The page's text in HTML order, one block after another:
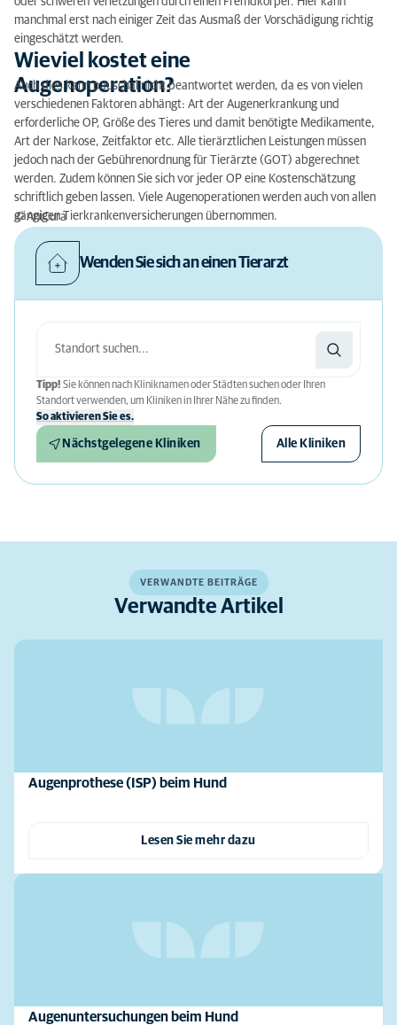
manchmal erst nach einiger Zeit das Ausmaß der Vorschädigung richtig
eingeschätzt werden.
Wieviel kostet eine
Augenoperation?
Auch dies kann pauschal nicht beantwortet werden, da es von vielen
verschiedenen Faktoren abhängt: Art der Augenerkrankung und
erforderliche OP, Größe des Tieres und damit benötigte Medikamente,
Art der Narkose, Zeitfaktor etc. Alle tierärztlichen Leistungen müssen
jedoch nach der Gebührenordnung für Tierärzte (GOT) abgerechnet
werden. Zudem können Sie sich vor jeder OP eine Kostenschätzung
schriftlich geben lassen. Viele Augenoperationen werden auch von allen
gängigen Tierkrankenversicherungen übernommen.
© AniCura
Wenden Sie sich an einen Tierarzt
Tipp! Sie können nach Kliniknamen oder Städten suchen oder Ihren
Standort verwenden, um Kliniken in Ihrer Nähe zu finden.
So aktivieren Sie es.
Nächstgelegene Kliniken Alle Kliniken
VERWANDTE BEITRÄGE
Verwandte Artikel
Augenprothese (ISP) beim Hund
Lesen Sie mehr dazu
Augenuntersuchungen beim Hund